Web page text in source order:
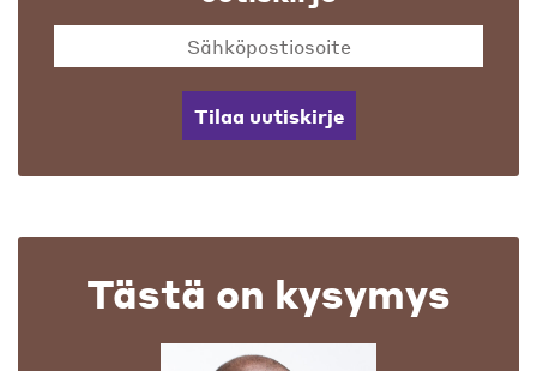
Tilaa uutiskirje
Tästä on kysymys